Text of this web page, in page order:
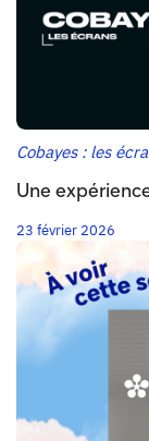
Cobayes : les
Une
23 février 2026